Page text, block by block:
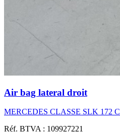
Air bag lateral droit
MERCEDES CLASSE SLK 172
Réf. BTVA : 109927221